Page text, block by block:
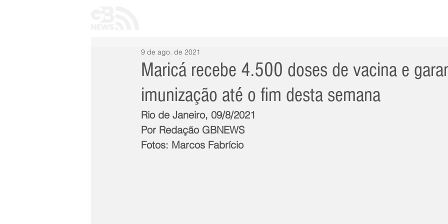
Maricá recebe 4.500 doses de vacina e
imunização até o fim desta semana
9 de ago. de 2021
Rio de Janeiro, 09/8/2021
Por Redação GBNEWS
Fotos: Marcos Fabrício